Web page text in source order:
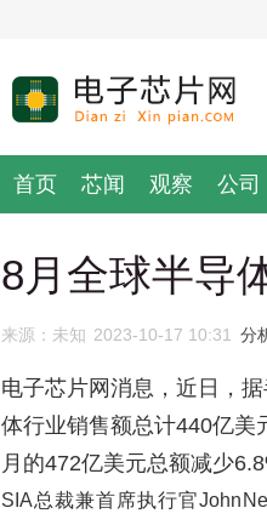
首页 芯闻 观察 公司
8月全球半导
来源：未知 2023-10-17 10:31 分
电子芯片网消息，近日，
体行业销售额总计440亿美
月的472亿美元总额减少
SIA总裁兼首席执行官